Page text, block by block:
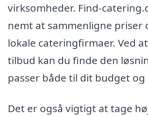
virksomheder. Find-
nemt at sammenligne priser
lokale cateringfirmaer. Ved
tilbud kan du finde den
passer både til dit budget og
Det er også vigtigt at tage